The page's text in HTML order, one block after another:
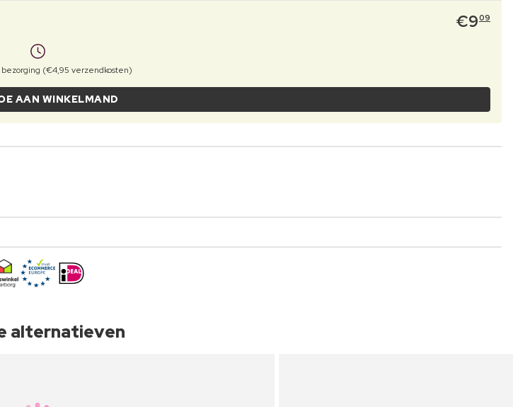
€909
bezorging (€4,95 verzendkosten)
AAN WINKELMAND
alternatieven